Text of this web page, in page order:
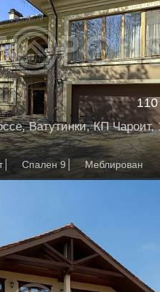
Ватутинки, КП Чароит,
Спален 9 Меблирован